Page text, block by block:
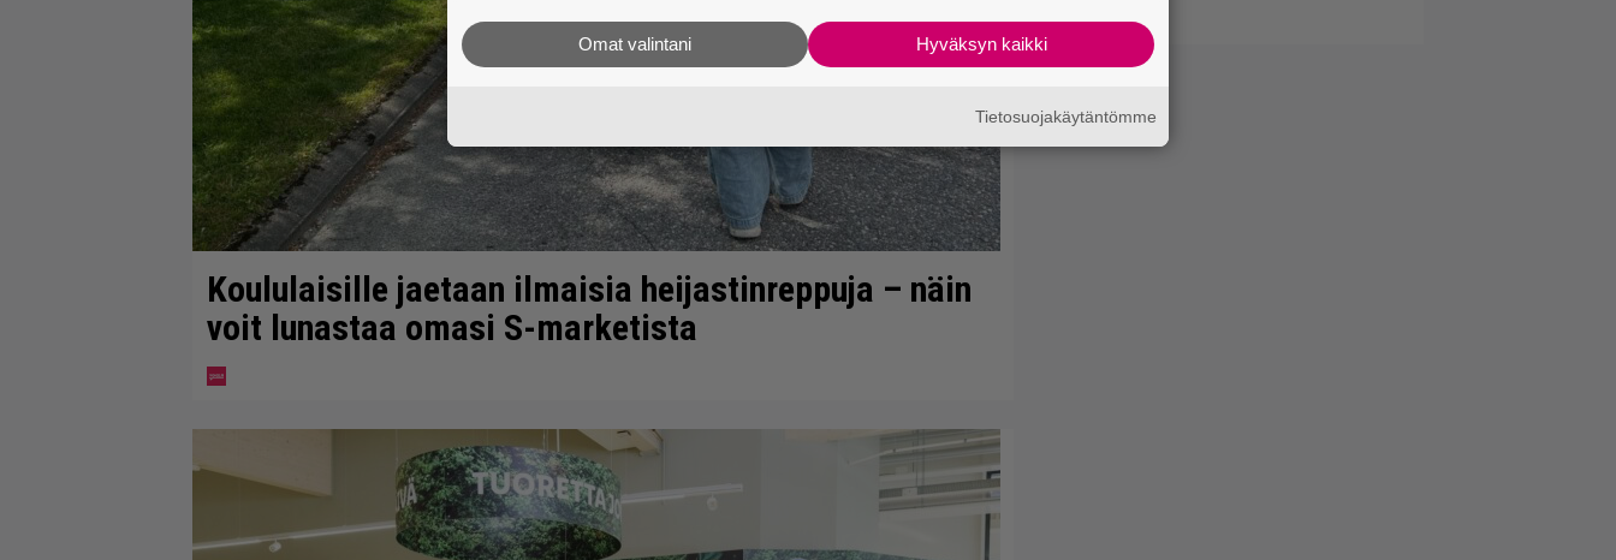
Koululaisille jaetaan ilmaisia heijastinreppuja – näin
voit lunastaa omasi S-marketista
Hyväksyn kaikki
Omat valintani
Tietosuojakäytäntömme